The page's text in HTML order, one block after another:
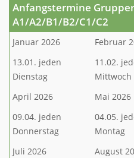
Anfangstermine
A1/A2/B1/B2/C1/C2
Januar 2026 Februar
13.01. jeden
Dienstag
11.02.
Mittwoch
April 2026
Mai 2026
09.04. jeden
Donnerstag
04.05.
Montag
Juli 2026
August